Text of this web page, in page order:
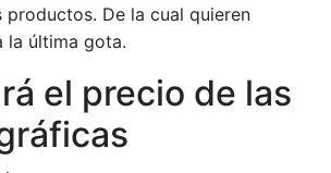
productos. De la cual quieren
la última gota.
el precio de las